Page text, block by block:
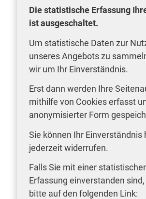
Die statistische Erfassung
ist ausgeschaltet.
Um statistische Daten zur
unseres Angebots zu
wir um Ihr Einverständnis.
Erst dann werden Ihre
mithilfe von Cookies erfasst
anonymisierter Form
Sie können Ihr Einverständnis
jederzeit widerrufen.
Falls Sie mit einer
Erfassung einverstanden
bitte auf den folgenden Link: